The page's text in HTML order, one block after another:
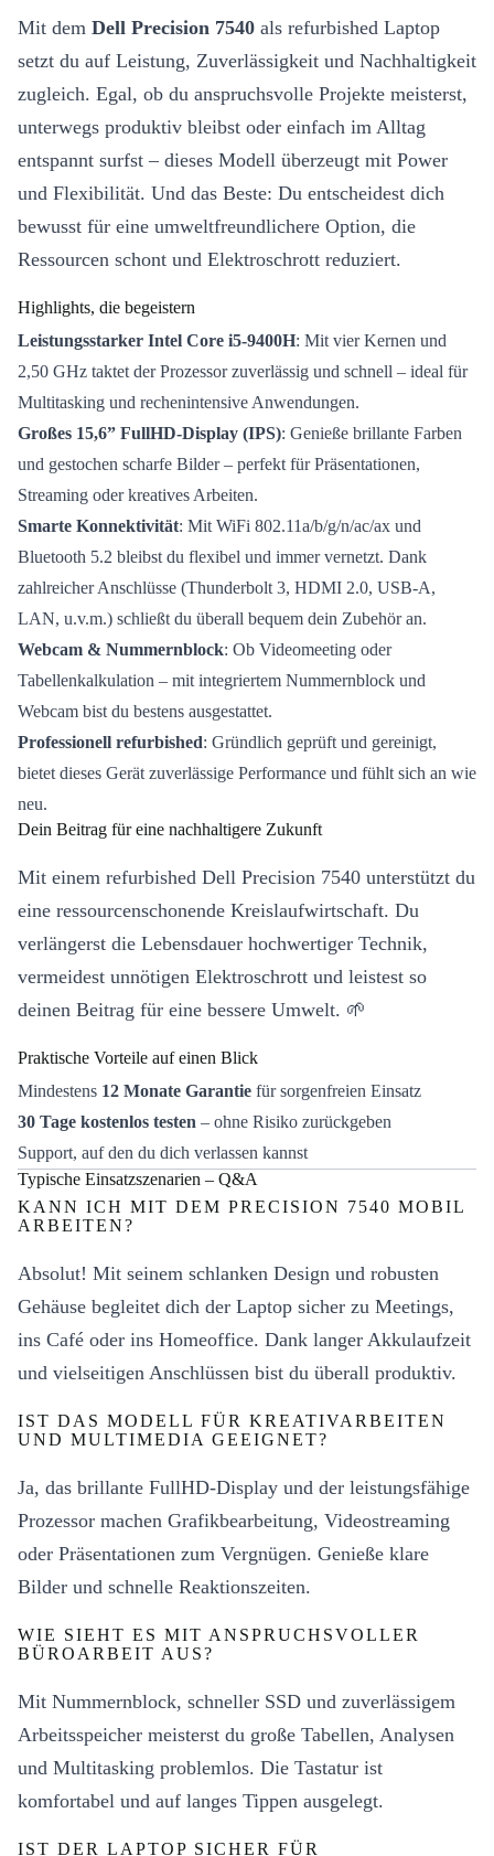
Mit dem Dell Precision 7540 als refurbished Laptop
setzt du auf Leistung, Zuverlässigkeit und Nachhaltigkeit
zugleich. Egal, ob du anspruchsvolle Projekte meisterst,
unterwegs produktiv bleibst oder einfach im Alltag
entspannt surfst – dieses Modell überzeugt mit Power
und Flexibilität. Und das Beste: Du entscheidest dich
bewusst für eine umweltfreundlichere Option, die
Ressourcen schont und Elektroschrott reduziert.
Highlights, die begeistern
Leistungsstarker Intel Core i5-9400H: Mit vier Kernen und
2,50 GHz taktet der Prozessor zuverlässig und schnell – ideal für
Multitasking und rechenintensive Anwendungen.
Großes 15,6” FullHD-Display (IPS): Genieße brillante Farben
und gestochen scharfe Bilder – perfekt für Präsentationen,
Streaming oder kreatives Arbeiten.
Smarte Konnektivität: Mit WiFi 802.11a/b/g/n/ac/ax und
Bluetooth 5.2 bleibst du flexibel und immer vernetzt. Dank
zahlreicher Anschlüsse (Thunderbolt 3, HDMI 2.0, USB-A,
LAN, u.v.m.) schließt du überall bequem dein Zubehör an.
Webcam & Nummernblock: Ob Videomeeting oder
Tabellenkalkulation – mit integriertem Nummernblock und
Webcam bist du bestens ausgestattet.
Professionell refurbished: Gründlich geprüft und gereinigt,
bietet dieses Gerät zuverlässige Performance und fühlt sich an wie
neu.
Dein Beitrag für eine nachhaltigere Zukunft
Mit einem refurbished Dell Precision 7540 unterstützt du
eine ressourcenschonende Kreislaufwirtschaft. Du
verlängerst die Lebensdauer hochwertiger Technik,
vermeidest unnötigen Elektroschrott und leistest so
deinen Beitrag für eine bessere Umwelt. 🌱
Praktische Vorteile auf einen Blick
Mindestens 12 Monate Garantie für sorgenfreien Einsatz
30 Tage kostenlos testen – ohne Risiko zurückgeben
Support, auf den du dich verlassen kannst
Typische Einsatzszenarien – Q&A
KANN ICH MIT DEM PRECISION 7540 MOBIL
ARBEITEN?
Absolut! Mit seinem schlanken Design und robusten
Gehäuse begleitet dich der Laptop sicher zu Meetings,
ins Café oder ins Homeoffice. Dank langer Akkulaufzeit
und vielseitigen Anschlüssen bist du überall produktiv.
IST DAS MODELL FÜR KREATIVARBEITEN
UND MULTIMEDIA GEEIGNET?
Ja, das brillante FullHD-Display und der leistungsfähige
Prozessor machen Grafikbearbeitung, Videostreaming
oder Präsentationen zum Vergnügen. Genieße klare
Bilder und schnelle Reaktionszeiten.
WIE SIEHT ES MIT ANSPRUCHSVOLLER
BÜROARBEIT AUS?
Mit Nummernblock, schneller SSD und zuverlässigem
Arbeitsspeicher meisterst du große Tabellen, Analysen
und Multitasking problemlos. Die Tastatur ist
komfortabel und auf langes Tippen ausgelegt.
IST DER LAPTOP SICHER FÜR